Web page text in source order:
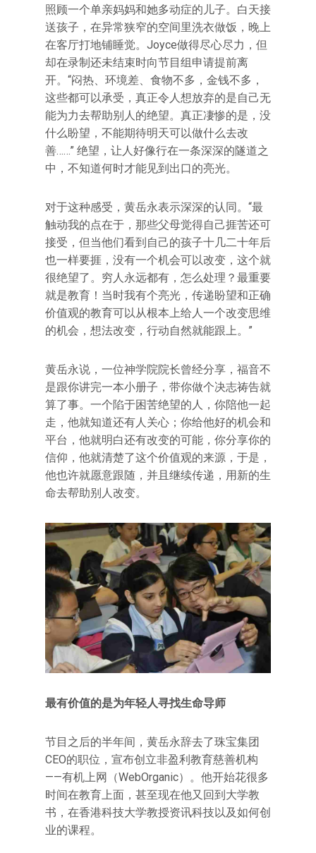
照顾一个单亲妈妈和她多动症的儿子。白天接
送孩子，在异常狭窄的空间里洗衣做饭，晚上
在客厅打地铺睡觉。Joyce做得尽心尽力，但
却在录制还未结束时向节目组申请提前离
开。“闷热、环境差、食物不多，金钱不多，
这些都可以承受，真正令人想放弃的是自己无
能为力去帮助别人的绝望。真正凄惨的是，没
什么盼望，不能期待明天可以做什么去改
善……” 绝望，让人好像行在一条深深的隧道之
中，不知道何时才能见到出口的亮光。
对于这种感受，黄岳永表示深深的认同。“最
触动我的点在于，那些父母觉得自己捱苦还可
接受，但当他们看到自己的孩子十几二十年后
也一样要捱，没有一个机会可以改变，这个就
很绝望了。穷人永远都有，怎么处理？最重要
就是教育！当时我有个亮光，传递盼望和正确
价值观的教育可以从根本上给人一个改变思维
的机会，想法改变，行动自然就能跟上。”
黄岳永说，一位神学院院长曾经分享，福音不
是跟你讲完一本小册子，带你做个决志祷告就
算了事。一个陷于困苦绝望的人，你陪他一起
走，他就知道还有人关心；你给他好的机会和
平台，他就明白还有改变的可能，你分享你的
信仰，他就清楚了这个价值观的来源，于是，
他也许就愿意跟随，并且继续传递，用新的生
命去帮助别人改变。
最有价值的是为年轻人寻找生命导师
节目之后的半年间，黄岳永辞去了珠宝集团
CEO的职位，宣布创立非盈利教育慈善机构
——有机上网（WebOrganic）。他开始花很多
时间在教育上面，甚至现在他又回到大学教
书，在香港科技大学教授资讯科技以及如何创
业的课程。